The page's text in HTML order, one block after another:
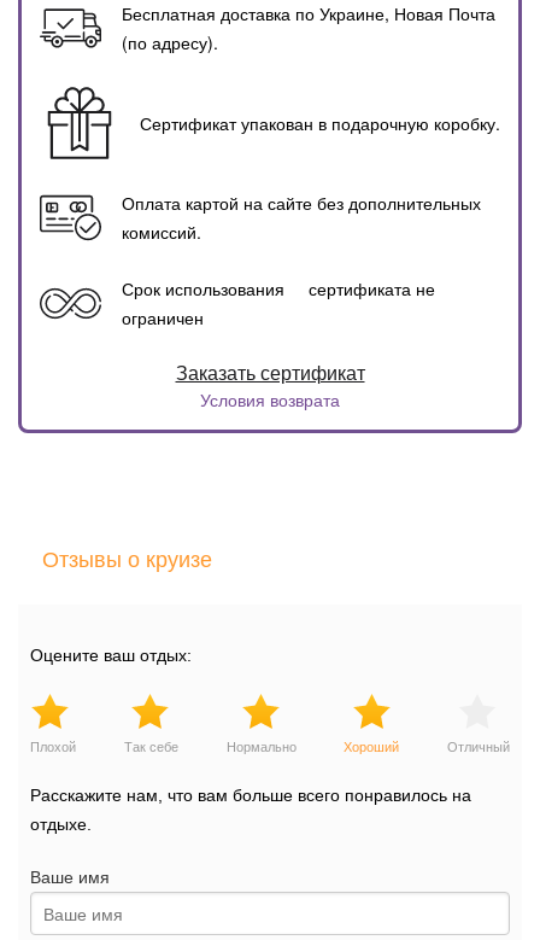
Бесплатная доставка по Украине, Новая Почта
(по адресу).
Сертификат упакован в подарочную коробку.
Оплата картой на сайте без дополнительных
комиссий.
Срок использования сертификата не
ограничен
Условия возврата
Отзывы о круизе
Оцените ваш отдых:
Плохой Так себе Нормально Хороший Отличный
Расскажите нам, что вам больше всего понравилось на
отдыхе.
Ваше имя